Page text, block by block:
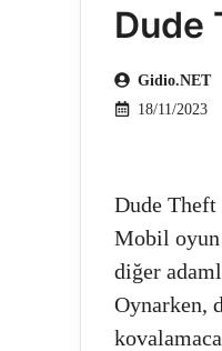
Dude
Gidio.NET
18/11/2023
Dude Theft
Mobil oyun
diğer
Oynarken,